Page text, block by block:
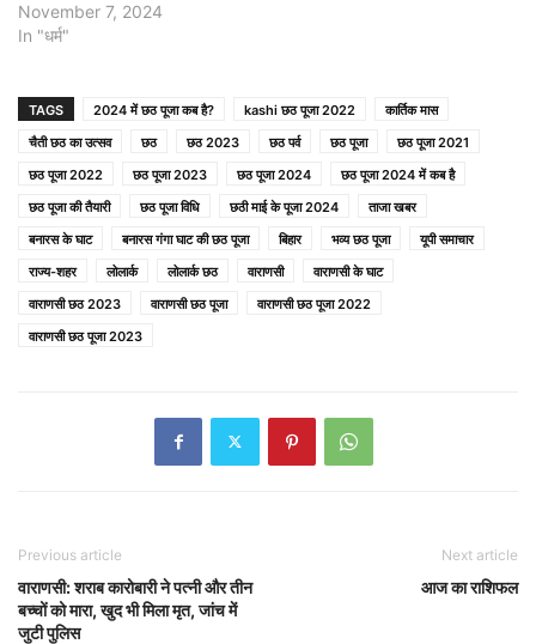
November 7, 2024
In "धर्म"
TAGS 2024 में छठ पूजा कब है? kashi छठ पूजा 2022
कार्तिक मास
चैती छठ का उत्सव
छठ छठ 2023 छठ पर्व छठ पूजा
छठ पूजा 2021
छठ पूजा 2022
छठ पूजा 2023 छठ पूजा 2024
छठ पूजा 2024 में कब है
छठ पूजा की तैयारी
छठ पूजा विधि छठी माई के पूजा 2024
ताजा खबर
बनारस के घाट
बनारस गंगा घाट की छठ पूजा बिहार भव्य छठ पूजा
यूपी समाचार
राज्य-शहर
लोलार्क लोलार्क छठ वाराणसी
वाराणसी के घाट
वाराणसी छठ 2023
वाराणसी छठ पूजा
वाराणसी छठ पूजा 2022
वाराणसी छठ पूजा 2023
Previous article
वाराणसी: शराब कारोबारी ने पत्नी और तीन
बच्चों को मारा, खुद भी मिला मृत, जांच में
जुटी पुलिस
Next article
आज का राशिफल